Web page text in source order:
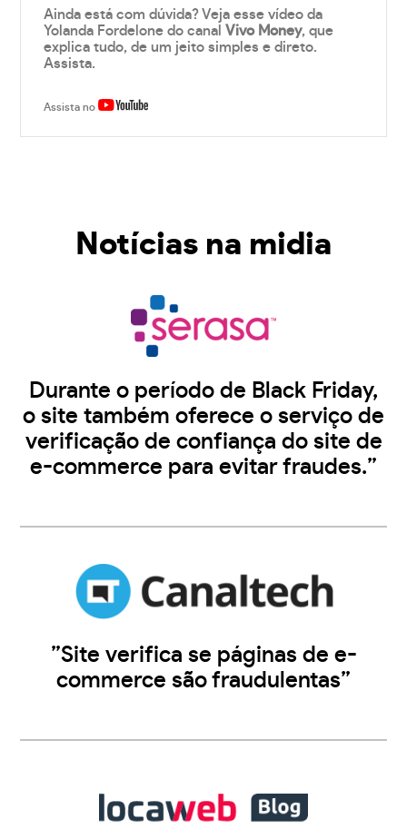
Ainda está com dúvida? Veja esse vídeo da
Yolanda Fordelone do canalVivo Money, que
explica tudo, de um jeito simples e direto.
Assista.
Assista no
Notícias na midia
Durante o período de Black Friday,
o site também oferece o serviço de
verificação de confiança do site de
e-commerce para evitar fraudes.”
”Site verifica se páginas de e-
commerce são fraudulentas”